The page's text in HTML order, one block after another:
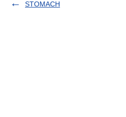
STOMACH